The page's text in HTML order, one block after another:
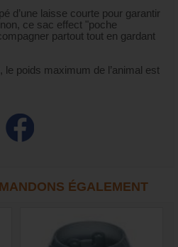
d’une laisse courte pour garantir
ce sac effect "poche
partout tout en gardant
le poids maximum de l’animal est
ÉGALEMENT